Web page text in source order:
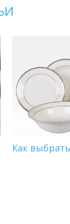
Как